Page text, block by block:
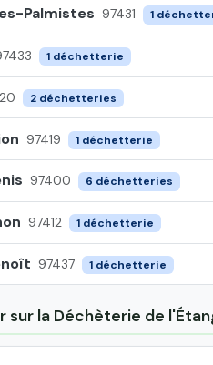
Palmistes 97431 1
1 déchetterie
2 déchetteries
97419 1 déchetterie
97400 6 déchetteries
97412 1 déchetterie
97437 1 déchetterie
sur la Déchèterie de